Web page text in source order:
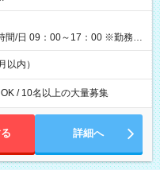
8,400円＋交通費 【試用期
間/日 09：00～17：00 ※勤務時
以内）
/ 10名以上の大量募集
詳細へ